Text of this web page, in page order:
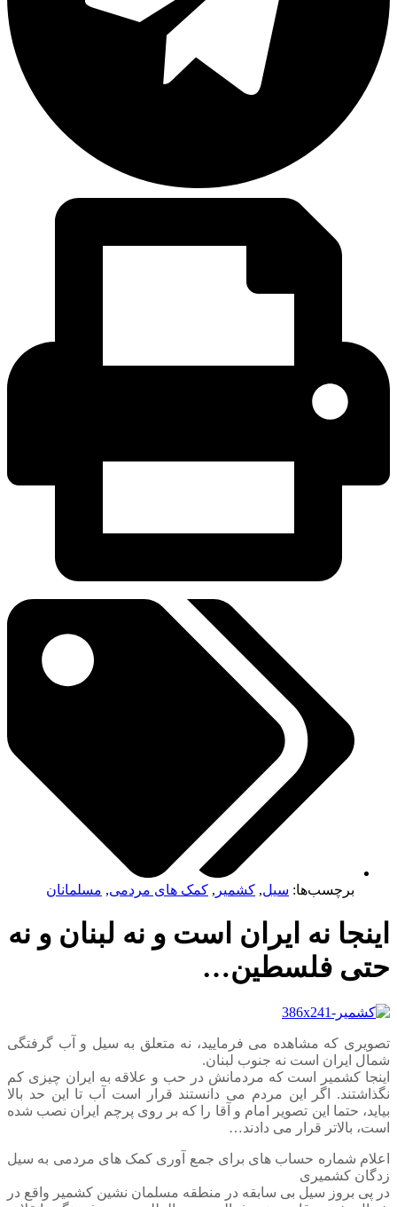
برچسب‌ها:سیل,کشمیر,کمک های مردمی,مسلمانان
نه ایران است و نه لبنان و نه
فلسطین…
که مشاهده می فرمایید، نه متعلق به سیل و آب گرفتگی
ایران است نه جنوب لبنان.
کشمیر است که مردمانش در حب و علاقه به ایران چیزی کم
اگر این مردم می دانستند قرار است آب تا این حد بالا
حتما این تصویر امام و آقا را که بر روی پرچم ایران نصب شده
بالاتر قرار می دادند…
شماره حساب های برای جمع آوری کمک های مردمی به سیل
کشمیری
بروز سیل بی سابقه در منطقه مسلمان نشین کشمیر واقع در